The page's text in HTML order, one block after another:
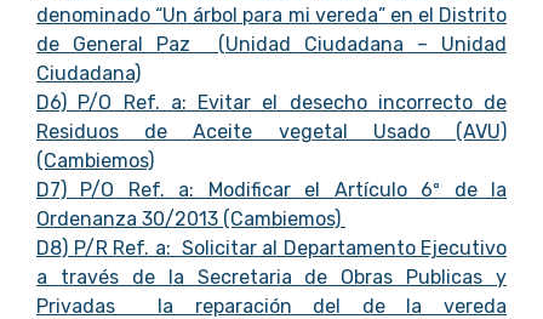
denominado “Un árbol para mi vereda” en el Distrito
de General Paz (Unidad Ciudadana – Unidad
Ciudadana)
D6) P/O Ref. a: Evitar el desecho incorrecto de
Residuos de Aceite vegetal Usado (AVU)
(Cambiemos)
D7) P/O Ref. a: Modificar el Artículo 6º de la
Ordenanza 30/2013 (Cambiemos)
D8) P/R Ref. a: Solicitar al Departamento Ejecutivo
a través de la Secretaria de Obras Publicas y
Privadas la reparación del de la vereda